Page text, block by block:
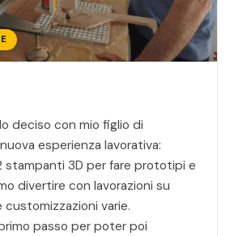
deciso con mio figlio di
esperienza lavorativa:
stampanti 3D per fare prototipi e
divertire con lavorazioni su
customizzazioni varie.
passo per poter poi